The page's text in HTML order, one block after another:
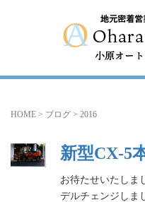
HOME > ブログ > 2016
新型CX-5
お待たせいたしま
デルチェンジし